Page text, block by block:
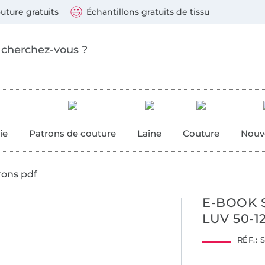
gratuits Échantillons gratuits de tissu
Patrons de couture Laine Couture
pdf
E-BOOK
LUV 50-
RÉF.:
suivants : Visa, Mastercard, Carte bleue, PayPal,